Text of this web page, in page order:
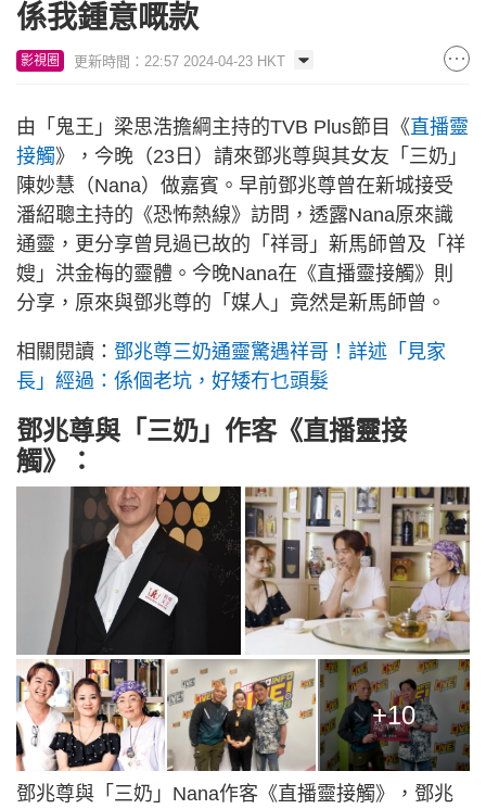
係我鍾意嘅款
影視圈 更新時間：22:57 2024-04-23 HKT
由「鬼王」梁思浩擔綱主持的TVB Plus節目《直播靈
接觸》，今晚（23日）請來鄧兆尊與其女友「三奶」
陳妙慧（Nana）做嘉賓。早前鄧兆尊曾在新城接受
潘紹聰主持的《恐怖熱線》訪問，透露Nana原來識
通靈，更分享曾見過已故的「祥哥」新馬師曾及「祥
嫂」洪金梅的靈體。今晚Nana在《直播靈接觸》則
分享，原來與鄧兆尊的「媒人」竟然是新馬師曾。
相關閱讀： 鄧兆尊三奶通靈驚遇祥哥！詳述「見家
長」經過：係個老坑，好矮冇乜頭髮
鄧兆尊與「三奶」作客《直播靈接
觸》：
+10
鄧兆尊與「三奶」Nana作客《直播靈接觸》，鄧兆